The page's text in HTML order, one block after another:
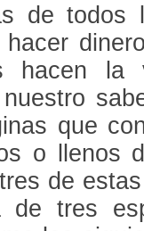
de todos
hacen la
que
o llenos
de
de tres